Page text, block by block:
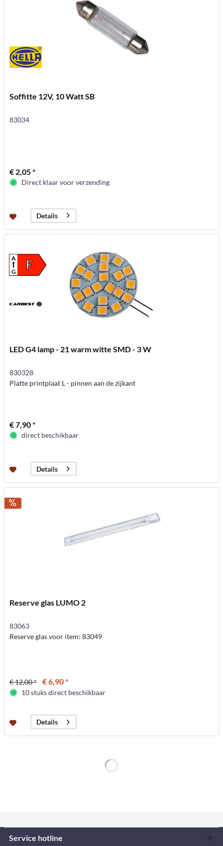
Soffitte 12V, 10 Watt SB
83034
€ 2,05 *
Direct klaar voor verzending
Details
F
A
G
LED G4 lamp - 21 warm witte SMD - 3 W
830328
Platte printplaat L - pinnen aan de zijkant
€ 7,90 *
direct beschikbaar
Details
Reserve glas LUMO 2
83063
Reserve glas voor item: 83049
€ 12,00 * € 6,90 *
10 stuks direct beschikbaar
Details
Service hotline